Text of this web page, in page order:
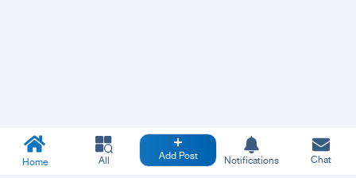
Home All Add Post Notifications Chat